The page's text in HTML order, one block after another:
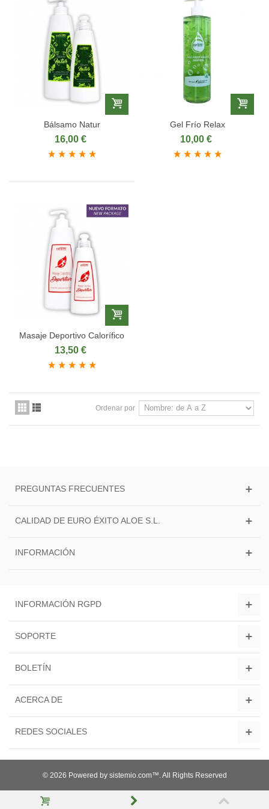
Bálsamo Natur
16,00 €
Gel Frío Relax
10,00 €
Masaje Deportivo Calorífico
13,50 €
Ordenar por
PREGUNTAS FRECUENTES
CALIDAD DE EURO ÉXITO ALOE S.L.
INFORMACIÓN
INFORMACIÓN RGPD
SOPORTE
BOLETÍN
ACERCA DE
REDES SOCIALES
© 2026 Powered by sistemio.com™. All Rights Reserved